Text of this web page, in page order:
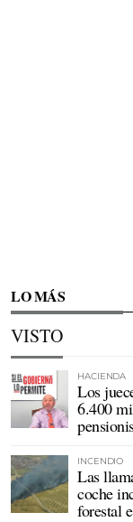
LO MÁS
VISTO
HACIENDA
Los
6.400
INCENDIO
Las
coche
forestal